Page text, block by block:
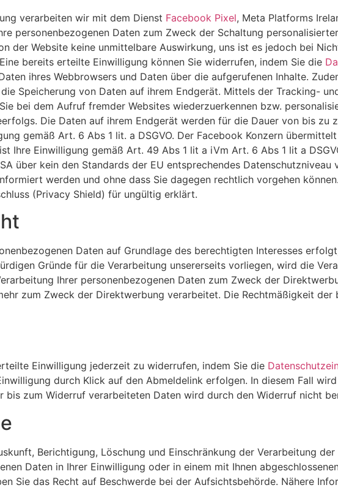
verarbeiten wir mit dem Dienst Facebook Pixel, Meta Platforms
personenbezogenen Daten zum Zweck der Schaltung
der Website keine unmittelbare Auswirkung, uns ist es jedoch bei
bereits erteilte Einwilligung können Sie widerrufen, indem Sie die
ihres Webbrowsers und Daten über die aufgerufenen Inhalte.
Speicherung von Daten auf ihrem Endgerät. Mittels der Tracking-
bei dem Aufruf fremder Websites wiederzuerkennen bzw.
Die Daten auf ihrem Endgerät werden für die Dauer von bis
gemäß Art. 6 Abs 1 lit. a DSGVO. Der Facebook Konzern
Ihre Einwilligung gemäß Art. 49 Abs 1 lit a iVm Art. 6 Abs 1 lit a
über kein den Standards der EU entsprechendes
werden und ohne dass Sie dagegen rechtlich vorgehen
(Privacy Shield) für ungültig erklärt.
Daten auf Grundlage des berechtigten Interesses
Gründe für die Verarbeitung unsererseits vorliegen, wird die
Ihrer personenbezogenen Daten zum Zweck der
zum Zweck der Direktwerbung verarbeitet. Die Rechtmäßigkeit
Einwilligung jederzeit zu widerrufen, indem Sie die
durch Klick auf den Abmeldelink erfolgen. In diesem Fall
bis zum Widerruf verarbeiteten Daten wird durch den Widerruf nicht
Berichtigung, Löschung und Einschränkung der Verarbeitung
Daten in Ihrer Einwilligung oder in einem mit Ihnen
Sie das Recht auf Beschwerde bei der Aufsichtsbehörde. Nähere